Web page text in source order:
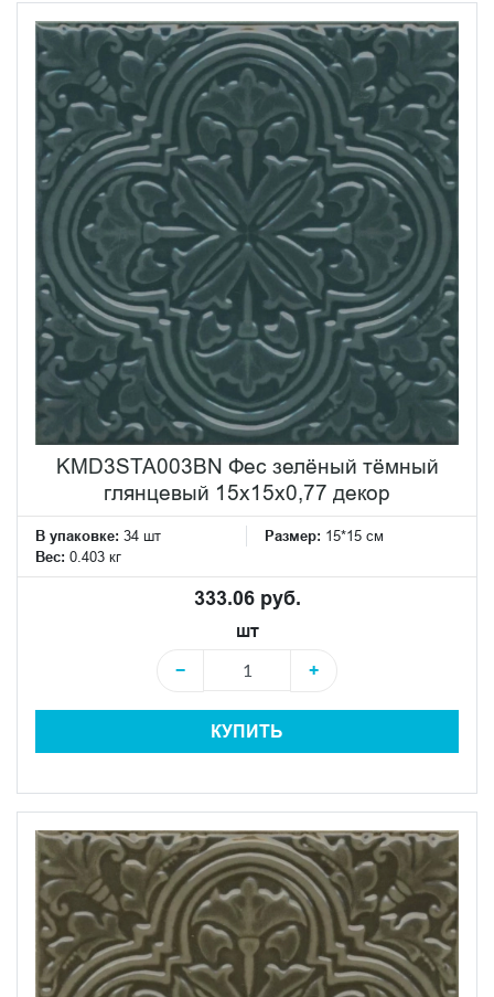
KMD3STA003BN Фес зелёный тёмный
глянцевый 15x15x0,77 декор
В упаковке: 34 шт Размер: 15*15 см
Вес: 0.403 кг
333.06 руб.
шт
−
+
КУПИТЬ